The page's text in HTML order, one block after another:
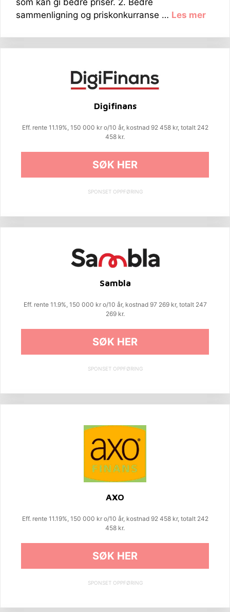
som kan gi bedre priser. 2. Bedre
sammenligning og priskonkurranse … Les mer
Digifinans
Eff. rente 11.19%, 150 000 kr o/10 år, kostnad 92 458 kr, totalt 242
458 kr.
SØK HER
SPONSET OPPFØRING
Sambla
Eff. rente 11.9%, 150 000 kr o/10 år, kostnad 97 269 kr, totalt 247
269 kr.
SØK HER
SPONSET OPPFØRING
AXO
Eff. rente 11.19%, 150 000 kr o/10 år, kostnad 92 458 kr, totalt 242
458 kr.
SØK HER
SPONSET OPPFØRING